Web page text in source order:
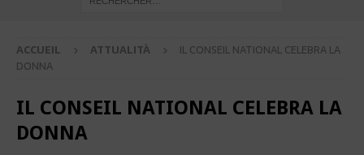
ACCUEIL ATTUALITÀ
IL CONSEIL NATIONAL CELEBRA LA
DONNA
IL CONSEIL NATIONAL CELEBRA LA
DONNA